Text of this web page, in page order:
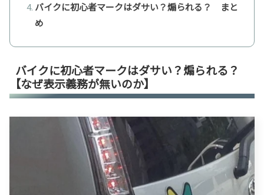
バイクに初心者マークはダサい？煽られる？ まと
め
バイクに初心者マークはダサい？煽られる？
【なぜ表示義務が無いのか】